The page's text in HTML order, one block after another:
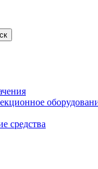
средства